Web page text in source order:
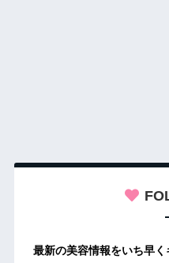
最新の美容情報をいち早